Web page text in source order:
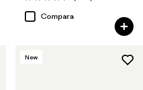
Compara
New